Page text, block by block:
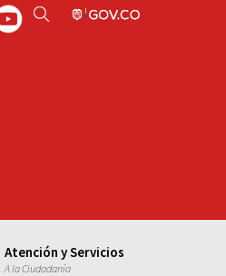
Atención y Servicios
A la Ciudadanía